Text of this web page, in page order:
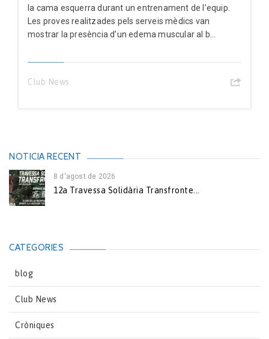
la cama esquerra durant un entrenament de l’equip.
Les proves realitzades pels serveis mèdics van
mostrar la presència d’un edema muscular al b...
Club News
NOTICIA RECENT
8 d'agost de 2026
12a Travessa Solidària Transfronte...
CATEGORIES
blog
Club News
Cròniques